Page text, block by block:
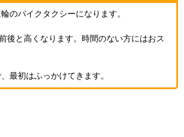
のバイクタクシーになります。
後と高くなります。時間のない方にはおス
最初はふっかけてきます。